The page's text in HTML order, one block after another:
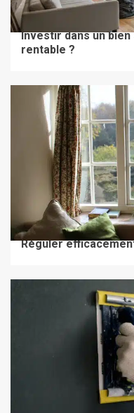
TRAVAUX & RÉNOVATION
Investir dans un
rentable ?
TRAVAUX & RÉNOVATION
Réguler